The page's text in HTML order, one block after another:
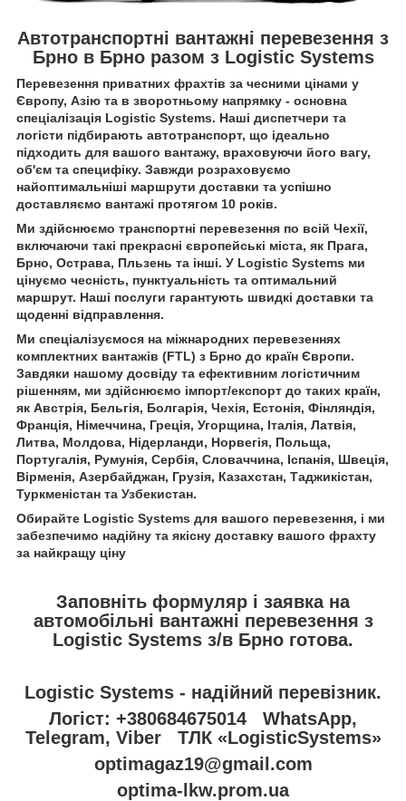
Автотранспортні вантажні перевезення з
Брно в Брно разом з Logistic Systems
Перевезення приватних фрахтів за чесними цінами у
Європу, Азію та в зворотньому напрямку - основна
спеціалізація Logistic Systems. Наші диспетчери та
логісти підбирають автотранспорт, що ідеально
підходить для вашого вантажу, враховуючи його вагу,
об'єм та специфіку. Завжди розраховуємо
найоптимальніші маршрути доставки та успішно
доставляємо вантажі протягом 10 років.
Ми здійснюємо транспортні перевезення по всій Чехії,
включаючи такі прекрасні європейські міста, як Прага,
Брно, Острава, Пльзень та інші. У Logistic Systems ми
цінуємо чесність, пунктуальність та оптимальний
маршрут. Наші послуги гарантують швидкі доставки та
щоденні відправлення.
Ми спеціалізуємося на міжнародних перевезеннях
комплектних вантажів (FTL) з Брно до країн Європи.
Завдяки нашому досвіду та ефективним логістичним
рішенням, ми здійснюємо імпорт/експорт до таких країн,
як Австрія, Бельгія, Болгарія, Чехія, Естонія, Фінляндія,
Франція, Німеччина, Греція, Угорщина, Італія, Латвія,
Литва, Молдова, Нідерланди, Норвегія, Польща,
Португалія, Румунія, Сербія, Словаччина, Іспанія, Швеція,
Вірменія, Азербайджан, Грузія, Казахстан, Таджикістан,
Туркменістан та Узбекистан.
Обирайте Logistic Systems для вашого перевезення, і ми
забезпечимо надійну та якісну доставку вашого фрахту
за найкращу ціну
Заповніть формуляр і заявка на
автомобільні вантажні перевезення з
Logistic Systems з/в Брно готова.
Logistic Systems - надійний перевізник.
Логіст: +380684675014 WhatsApp,
Telegram, Viber ТЛК «LogisticSystems»
optimagaz19@gmail.com
optima-lkw.prom.ua